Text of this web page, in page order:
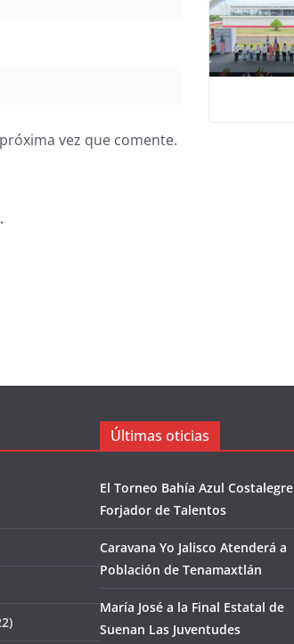
vez que comente.
Últimas oticias
El Torneo Bahía Azul Costalegre
Forjador de Talentos
Caravana Yo Jalisco Atenderá a
Población de Tenamaxtlán
María José a la Final Estatal de
Suenan Las Juventudes